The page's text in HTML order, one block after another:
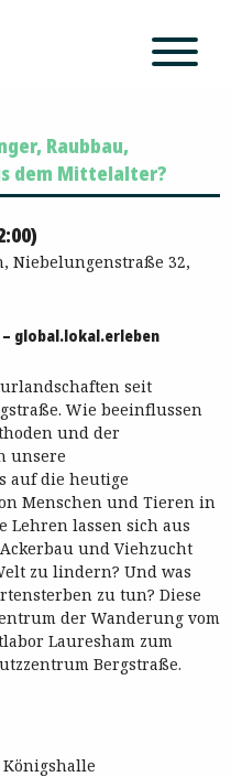
Raubbau,
dem Mittelalter?
Niebelungenstraße 32,
global.lokal.erleben
seit
Wie beeinflussen
und der
unsere
auf die heutige
Menschen und Tieren in
Lehren lassen sich aus
und Viehzucht
zu lindern? Und was
zu tun? Diese
der Wanderung vom
Lauresham zum
Bergstraße.